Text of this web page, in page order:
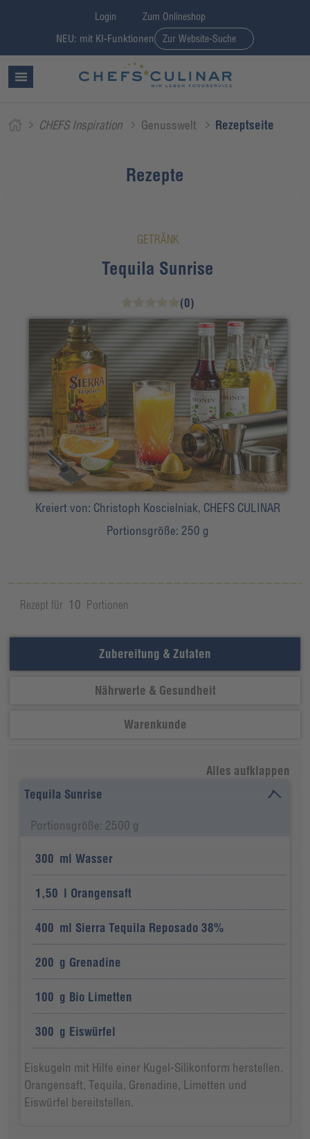
Login Zum Onlineshop
NEU: mit KI-Funktionen Zur Website-Suche
CHEFS Inspiration Genusswelt Rezeptseite
Rezepte
GETRÄNK
Tequila Sunrise
(0)
Kreiert von: Christoph Koscielniak, CHEFS CULINAR
Portionsgröße: 250 g
Rezept für 10 Portionen
Zubereitung & Zutaten
Nährwerte & Gesundheit
Warenkunde
Alles aufklappen
Tequila Sunrise
Portionsgröße: 2500 g
300 ml Wasser
1,50 l Orangensaft
400 ml Sierra Tequila Reposado 38%
200 g Grenadine
100 g Bio Limetten
300 g Eiswürfel
Eiskugeln mit Hilfe einer Kugel-Silikonform herstellen.
Orangensaft, Tequila, Grenadine, Limetten und
Eiswürfel bereitstellen.